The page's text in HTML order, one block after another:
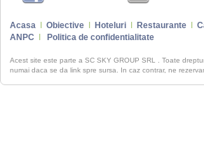
Acasa Obiective Hoteluri Restaurante
ANPC
Politica de confidentialitate
Acest site este parte a SC SKY GROUP SRL . Toate
numai daca se da link spre sursa. In caz contrar, ne